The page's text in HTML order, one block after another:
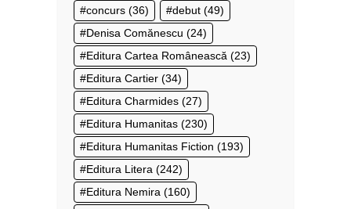
concurs (36) debut (49)
Denisa Comănescu (24)
Editura Cartea Românească (23)
Editura Cartier (34)
Editura Charmides (27)
Editura Humanitas (230)
Editura Humanitas Fiction (193)
Editura Litera (242)
Editura Nemira (160)